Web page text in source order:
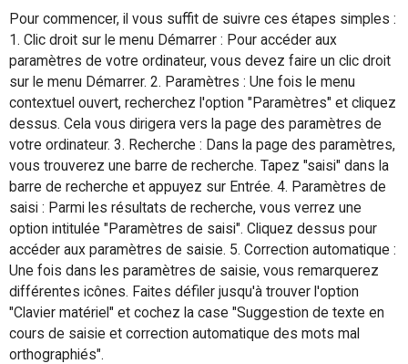
Pour commencer, il vous suffit de suivre ces étapes simples :
1. Clic droit sur le menu Démarrer : Pour accéder aux
paramètres de votre ordinateur, vous devez faire un clic droit
sur le menu Démarrer. 2. Paramètres : Une fois le menu
contextuel ouvert, recherchez l'option "Paramètres" et cliquez
dessus. Cela vous dirigera vers la page des paramètres de
votre ordinateur. 3. Recherche : Dans la page des paramètres,
vous trouverez une barre de recherche. Tapez "saisi" dans la
barre de recherche et appuyez sur Entrée. 4. Paramètres de
saisi : Parmi les résultats de recherche, vous verrez une
option intitulée "Paramètres de saisi". Cliquez dessus pour
accéder aux paramètres de saisie. 5. Correction automatique :
Une fois dans les paramètres de saisie, vous remarquerez
différentes icônes. Faites défiler jusqu'à trouver l'option
"Clavier matériel" et cochez la case "Suggestion de texte en
cours de saisie et correction automatique des mots mal
orthographiés".